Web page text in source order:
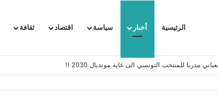
الرئيسية أخبار سياسة اقتصاد ثقافة
السفيرة الفرنسية بتونس وتبلغها احتجاجا شديد اللهجة !!